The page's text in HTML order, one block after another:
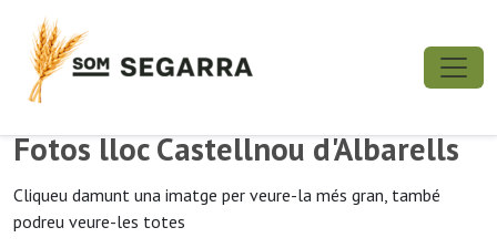
Fotos lloc Castellnou d'Albarells
Cliqueu damunt una imatge per veure-la més gran, també
podreu veure-les totes